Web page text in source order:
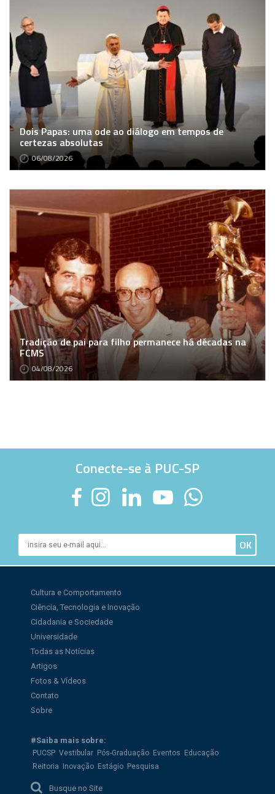
Dois Papas: uma ode ao diálogo em tempos de
certezas absolutas
06/08/2026
Tradição de pai para filho permanece há décadas na
FCMS
04/08/2026
Conecte-se à PUC-SP
Cultura e Comportamento
Ciência, Tecnologia e Inovação
Cidadania e Sociedade
Universidade
Todas as Notícias
Artigos
Fotos & Vídeos
Contato
Sobre
#Saiba mais sobre:
PUCSP Vestibular Pós-Graduação Eventos Educação
Reitoria Inovação Estágio Pesquisa
Busque no Site